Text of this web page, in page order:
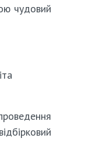
чудовий